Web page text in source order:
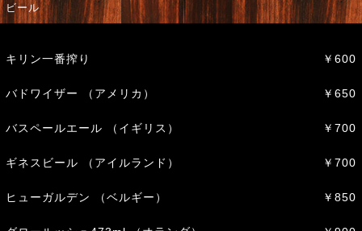
ビール
キリン一番搾り ￥600
バドワイザー （アメリカ） ￥650
バスペールエール （イギリス） ￥700
ギネスビール （アイルランド） ￥700
ヒューガルデン （ベルギー） ￥850